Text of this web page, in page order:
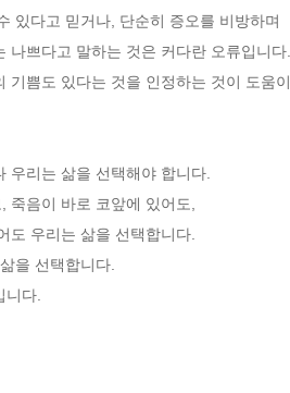
있다고 믿거나, 단순히 증오를 비방하며
나쁘다고 말하는 것은 커다란 오류입니
기쁨도 있다는 것을 인정하는 것이 도움
우리는 삶을 선택해야 합니다.
죽음이 바로 코앞에 있어도,
도 우리는 삶을 선택합니다.
을 선택합니다.
니다.